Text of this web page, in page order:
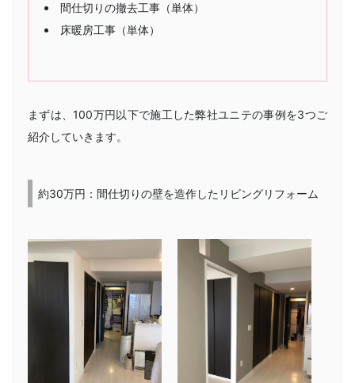
間仕切りの撤去工事（単体）
床暖房工事（単体）
まずは、100万円以下で施工した弊社ユニテの事例を3つご
紹介していきます。
約30万円：間仕切りの壁を造作したリビングリフォーム